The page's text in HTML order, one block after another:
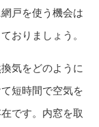
戸を使う機会は
おりましょう。
気をどのように
短時間で空気を
です。内窓を取